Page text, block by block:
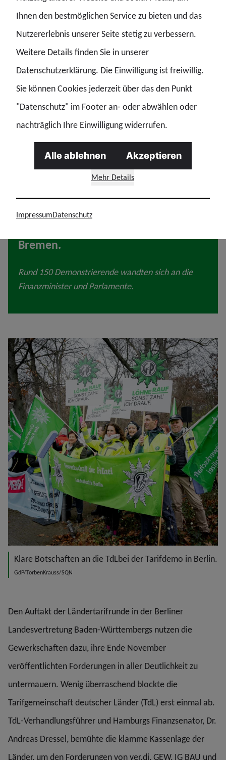
investieren und eine wirksame Stärkung des gesamten
Rechtsstaats zu erwirken.
Laute Forderung nach mehr Geld und
Bremen.
Rund 150 Demonstrierende wandten sich an die
Finanzminister und Parlamente.
Klare Botschaften an die TdLbei der Tarifdemo in Berlin.
GdP/TorbenKrauss/SQN
Den Auftakt der Ländertarifrunde in der Berliner
Landesvertretung Baden-Württembergs nutzen die
Gewerkschaften dazu, ihre Ende November
veröffentlichten Forderungen in aller Deutlichkeit zu
untermauern. Wenig überraschend blockte die
Tarifgemeinschaft deutscher Länder (TdL) erst einmal ab.
TdL-Verhandlungsführer und Hamburgs Finanzsenator, Dr.
Andreas Dressel, bemühte die klamme Kassenlage der
Länder, um den Forderungen von ver.di, GEW, IG BAU und
Ihnen den bestmöglichen Service zu bieten und das
Nutzererlebnis unserer Seite stetig zu verbessern.
Weitere Details finden Sie in unserer
Datenschutzerklärung. Die Einwilligung ist freiwillig.
Sie können Cookies jederzeit über das den Punkt
"Datenschutz" im Footer an- oder abwählen oder
nachträglich Ihre Einwilligung widerrufen.
Mehr Details
Alle ablehnen Akzeptieren
ImpressumDatenschutz